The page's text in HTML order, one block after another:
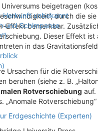
Herkunft unbekannt
und Schimpanse
Erdgeschichte (Experten)
beigetragen
durch die
Effekt bemerkbar.
Dieser Effekt
in das
Ursachen für die
beruhen (siehe z. B.
Rotverschiebung auf.
Rotverschiebung“